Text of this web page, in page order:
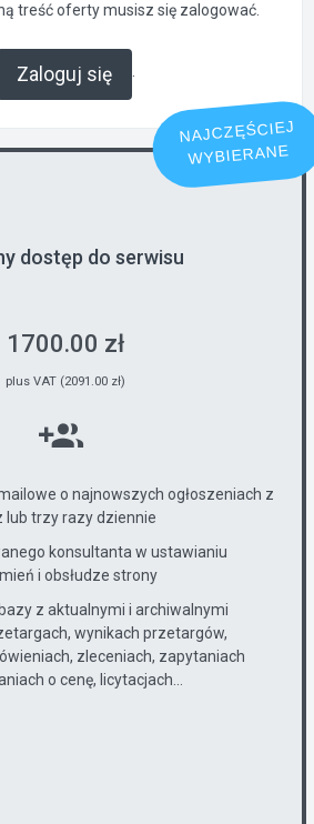
treść oferty musisz się zalogować.
Zaloguj się .
NAJCZĘŚCIEJ
WYBIERANE
dostęp do serwisu
1700.00 zł
plus VAT (2091.00 zł)
o najnowszych ogłoszeniach z
lub trzy razy dziennie
konsultanta w ustawianiu
i obsłudze strony
z aktualnymi i archiwalnymi
wynikach przetargów,
zleceniach, zapytaniach
o cenę, licytacjach...